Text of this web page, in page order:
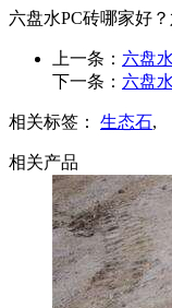
六盘水PC砖哪家好
上一条： 六盘
下一条： 六盘
相关标签： 生态石,
相关产品